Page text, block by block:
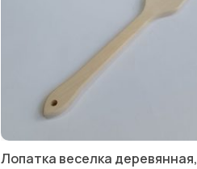
Лопатка веселка деревянная,